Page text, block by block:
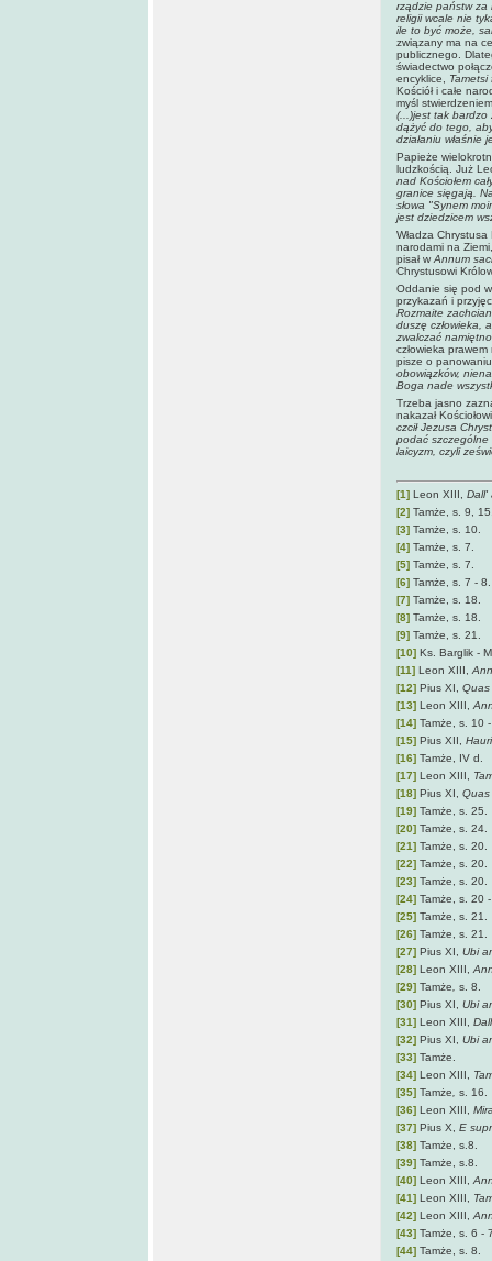
rządzie państw za
religii wcale nie
ile to być może,
związany ma na
publicznego.
świadectwo
encyklice, Tametsi
Kościół i całe
myśl
(...)jest tak bardzo
dążyć do tego,
działaniu właśnie
Papieże
ludzkością. Już
nad Kościołem
granice sięgają.
słowa "Synem
jest dziedzicem
Władza
narodami na
pisał w Annum
Chrystusowi
Oddanie się pod
przykazań i
Rozmaite
duszę człowieka,
zwalczać
człowieka
pisze o
obowiązków,
Boga nade
Trzeba jasno
nakazał
czcił Jezusa
podać szczególne
laicyzm, czyli
[1] Leon XIII, Dall'
[2] Tamże, s. 9,
[3] Tamże, s. 10.
[4] Tamże, s. 7.
[5] Tamże, s. 7.
[6] Tamże, s. 7 - 8.
[7] Tamże, s. 18.
[8] Tamże, s. 18.
[9] Tamże, s. 21.
[10] Ks. Barglik -
[11] Leon XIII,
[12] Pius XI,
[13] Leon XIII,
[14] Tamże, s. 10
[15] Pius XII,
[16] Tamże, IV d.
[17] Leon XIII,
[18] Pius XI,
[19] Tamże, s. 25.
[20] Tamże, s. 24.
[21] Tamże, s. 20.
[22] Tamże, s. 20.
[23] Tamże, s. 20.
[24] Tamże, s. 20
[25] Tamże, s. 21.
[26] Tamże, s. 21.
[27] Pius XI, Ubi
[28] Leon XIII,
[29] Tamże
s. 8.
[30] Pius XI, Ubi
[31] Leon XIII,
[32] Pius XI, Ubi
[33] Tamże.
[34] Leon XIII,
[35] Tamże
s. 16.
[36] Leon XIII,
[37] Pius X, E
[38] Tamże, s.8.
[39] Tamże, s.8.
[40] Leon XIII,
[41] Leon XIII,
[42] Leon XIII,
[43] Tamże, s. 6 -
[44] Tamże, s. 8.